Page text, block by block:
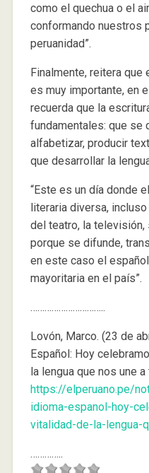
como el quechua o el
conformando nuestros
peruanidad”.
Finalmente, reitera que
es muy importante, en
recuerda que la
fundamentales: que se
alfabetizar, producir
que desarrollar la
“Este es un día donde
literaria diversa,
del teatro, la televisión,
porque se difunde,
en este caso el
mayoritaria en el país”.
…………………………..
Lovón, Marco. (23 de
Español: Hoy
la lengua que nos une
https://elperuano.pe/
idioma-espanol-hoy-
vitalidad-de-la-lengua-
…………..